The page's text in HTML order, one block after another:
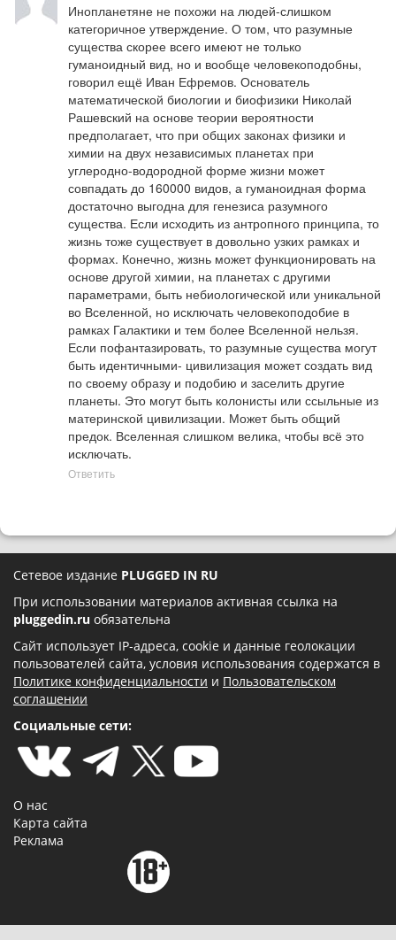
Инопланетяне не похожи на людей-слишком
категоричное утверждение. О том, что разумные
существа скорее всего имеют не только
гуманоидный вид, но и вообще человекоподобны,
говорил ещё Иван Ефремов. Основатель
математической биологии и биофизики Николай
Рашевский на основе теории вероятности
предполагает, что при общих законах физики и
химии на двух независимых планетах при
углеродно-водородной форме жизни может
совпадать до 160000 видов, а гуманоидная форма
достаточно выгодна для генезиса разумного
существа. Если исходить из антропного принципа, то
жизнь тоже существует в довольно узких рамках и
формах. Конечно, жизнь может функционировать на
основе другой химии, на планетах с другими
параметрами, быть небиологической или уникальной
во Вселенной, но исключать человекоподобие в
рамках Галактики и тем более Вселенной нельзя.
Если пофантазировать, то разумные существа могут
быть идентичными- цивилизация может создать вид
по своему образу и подобию и заселить другие
планеты. Это могут быть колонисты или ссыльные из
материнской цивилизации. Может быть общий
предок. Вселенная слишком велика, чтобы всё это
исключать.
Ответить
Сетевое издание PLUGGED IN RU
При использовании материалов активная ссылка на
pluggedin.ru обязательна
Сайт использует IP-адреса, cookie и данные геолокации
пользователей сайта, условия использования содержатся в
Политике конфиденциальности и Пользовательском
соглашении
Социальные сети:
О нас
Карта сайта
Реклама